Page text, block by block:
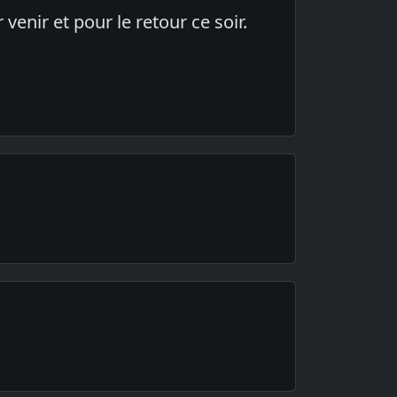
et pour le retour ce soir.